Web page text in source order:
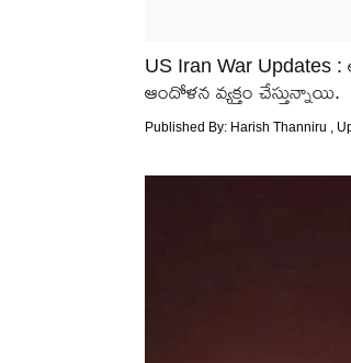
US Iran War Updates
ఆందోళన వ్యక్తం చేస్తున్నాయి.
Published By: Harish Thanniru ,